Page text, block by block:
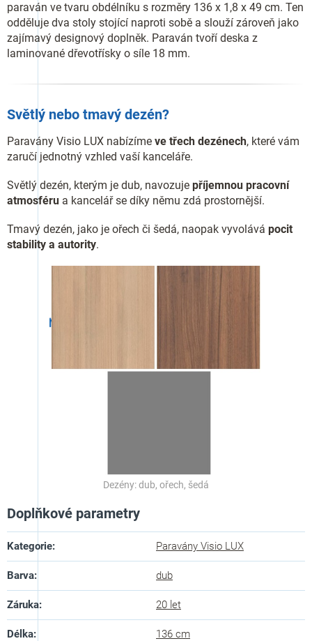
paraván ve tvaru obdélníku s rozměry 136 x 1,8 x 49 cm. Ten
odděluje dva stoly stojící naproti sobě a slouží zároveň jako
zajímavý designový doplněk. Paraván tvoří deska z
laminované dřevotřísky o síle 18 mm.
Světlý nebo tmavý dezén?
Paravány Visio LUX nabízíme ve třech dezénech, které vám
zaručí jednotný vzhled vaší kanceláře.
Světlý dezén, kterým je dub, navozuje příjemnou pracovní
atmosféru a kancelář se díky němu zdá prostornější.
Tmavý dezén, jako je ořech či šedá, naopak vyvolává pocit
stability a autority.
Dezény: dub, ořech, šedá
Doplňkové parametry
Kategorie: Paravány Visio LUX
Barva: dub
Záruka: 20 let
Délka: 136 cm